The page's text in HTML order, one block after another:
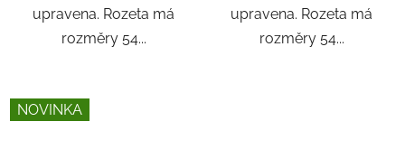
upravena. Rozeta má
rozměry 54...
upravena. Rozeta má
rozměry 54...
NOVINKA